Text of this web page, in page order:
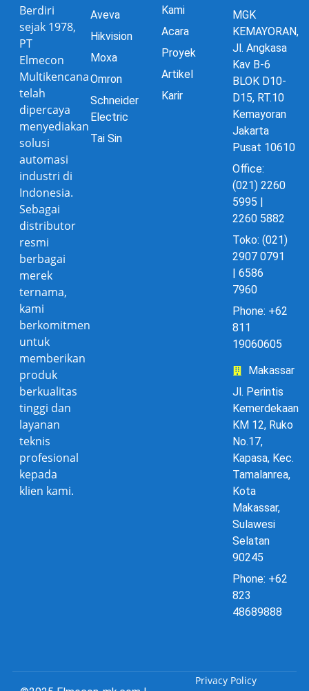
Berdiri
sejak 1978,
PT
Elmecon
Multikencana
telah
dipercaya
menyediakan
solusi
automasi
industri di
Indonesia.
Sebagai
distributor
resmi
berbagai
merek
ternama,
kami
berkomitmen
untuk
memberikan
produk
berkualitas
tinggi dan
layanan
teknis
profesional
kepada
klien kami.
Aveva
Hikvision
Moxa
Omron
Schneider
Electric
Tai Sin
Kami
Acara
Proyek
Artikel
Karir
MGK
KEMAYORAN,
Jl. Angkasa
Kav B-6
BLOK D10-
D15, RT.10
Kemayoran
Jakarta
Pusat 10610
Office:
(021) 2260
5995 |
2260 5882
Toko: (021)
2907 0791
| 6586
7960
Phone: +62
811
19060605
Makassar
Jl. Perintis
Kemerdekaan
KM 12, Ruko
No.17,
Kapasa, Kec.
Tamalanrea,
Kota
Makassar,
Sulawesi
Selatan
90245
Phone: +62
823
48689888
Privacy Policy